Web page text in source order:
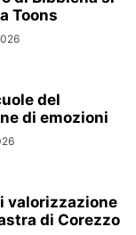
Toons
del
di emozioni
valorizzazione
di Corezzo